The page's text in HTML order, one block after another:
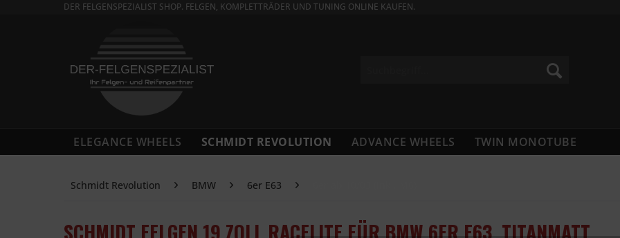
DER FELGENSPEZIALIST SHOP. FELGEN, KOMPLETTRÄDER UND TUNING ONLINE KAUFEN.
ELEGANCE WHEELS SCHMIDT REVOLUTION ADVANCE WHEELS TWIN MONOTUBE
Schmidt Revolution BMW 6er E63
SCHMIDT FELGEN 19 ZOLL RACELITE FÜR BMW 6ER E63, TITANMATT